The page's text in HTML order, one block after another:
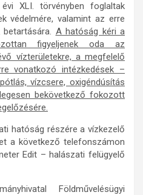
XLI. törvényben foglaltak
védelmére, valamint az erre
A hatóság kéri a
figyeljenek oda az
vízterületekre, a megfelelő
vonatkozó intézkedések –
vízcsere, oxigéndúsítás
bekövetkező fokozott
hatóság részére a vízkezelő
a következő telefonszámon
Edit – halászati felügyelő
Földművelésügyi